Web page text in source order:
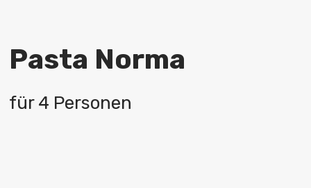
Pasta Norma
für 4 Personen